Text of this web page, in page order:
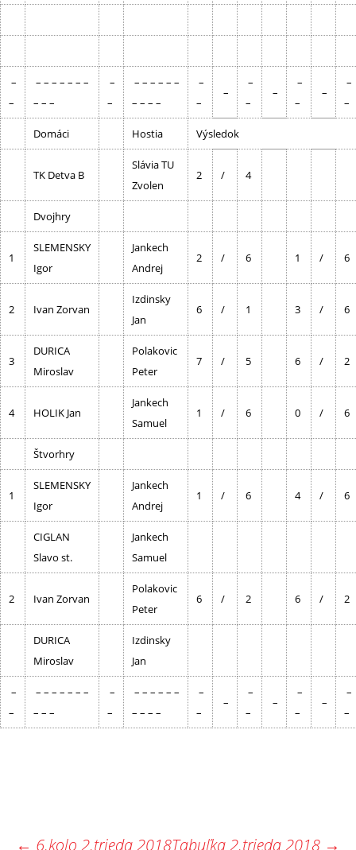
–
–
– – – – – – –
– – –
–
–
– – – – – –
– – – –
–
–
–
–
–
–
–
–
–
–
–
Domáci Hostia Výsledok
TK Detva B
Slávia TU
Zvolen
2 / 4
Dvojhry
1
SLEMENSKY
Igor
Jankech
Andrej
2 / 6 1 / 6
2 Ivan Zorvan
Izdinsky
Jan
6 / 1 3 / 6
3
DURICA
Miroslav
Polakovic
Peter
7 / 5 6 / 2
4 HOLIK Jan
Jankech
Samuel
1 / 6 0 / 6
Štvorhry
1
SLEMENSKY
Igor
Jankech
Andrej
1 / 6 4 / 6
CIGLAN
Slavo st.
Jankech
Samuel
2 Ivan Zorvan
Polakovic
Peter
6 / 2 6 / 2
DURICA
Miroslav
Izdinsky
Jan
–
–
– – – – – – –
– – –
–
–
– – – – – –
– – – –
–
–
–
–
–
–
–
–
–
–
–
← 6.kolo 2.trieda 2018Tabuľka 2.trieda 2018 →